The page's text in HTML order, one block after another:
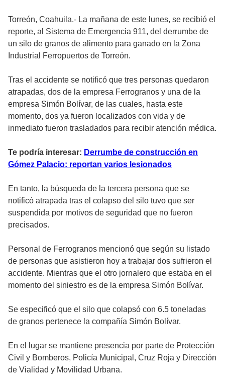
Torreón, Coahuila.- La mañana de este lunes, se recibió el
reporte, al Sistema de Emergencia 911, del derrumbe de
un silo de granos de alimento para ganado en la Zona
Industrial Ferropuertos de Torreón.
Tras el accidente se notificó que tres personas quedaron
atrapadas, dos de la empresa Ferrogranos y una de la
empresa Simón Bolívar, de las cuales, hasta este
momento, dos ya fueron localizados con vida y de
inmediato fueron trasladados para recibir atención médica.
Te podría interesar: Derrumbe de construcción en
Gómez Palacio: reportan varios lesionados
En tanto, la búsqueda de la tercera persona que se
notificó atrapada tras el colapso del silo tuvo que ser
suspendida por motivos de seguridad que no fueron
precisados.
Personal de Ferrogranos mencionó que según su listado
de personas que asistieron hoy a trabajar dos sufrieron el
accidente. Mientras que el otro jornalero que estaba en el
momento del siniestro es de la empresa Simón Bolívar.
Se especificó que el silo que colapsó con 6.5 toneladas
de granos pertenece la compañía Simón Bolívar.
En el lugar se mantiene presencia por parte de Protección
Civil y Bomberos, Policía Municipal, Cruz Roja y Dirección
de Vialidad y Movilidad Urbana.